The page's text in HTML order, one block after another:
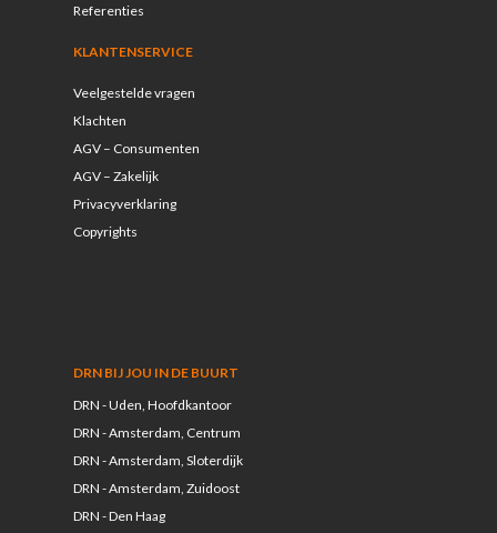
Referenties
KLANTENSERVICE
Veelgestelde vragen
Klachten
AGV – Consumenten
AGV – Zakelijk
Privacyverklaring
Copyrights
DRN BIJ JOU IN DE BUURT
DRN - Uden, Hoofdkantoor
DRN - Amsterdam, Centrum
DRN - Amsterdam, Sloterdijk
DRN - Amsterdam, Zuidoost
DRN - Den Haag